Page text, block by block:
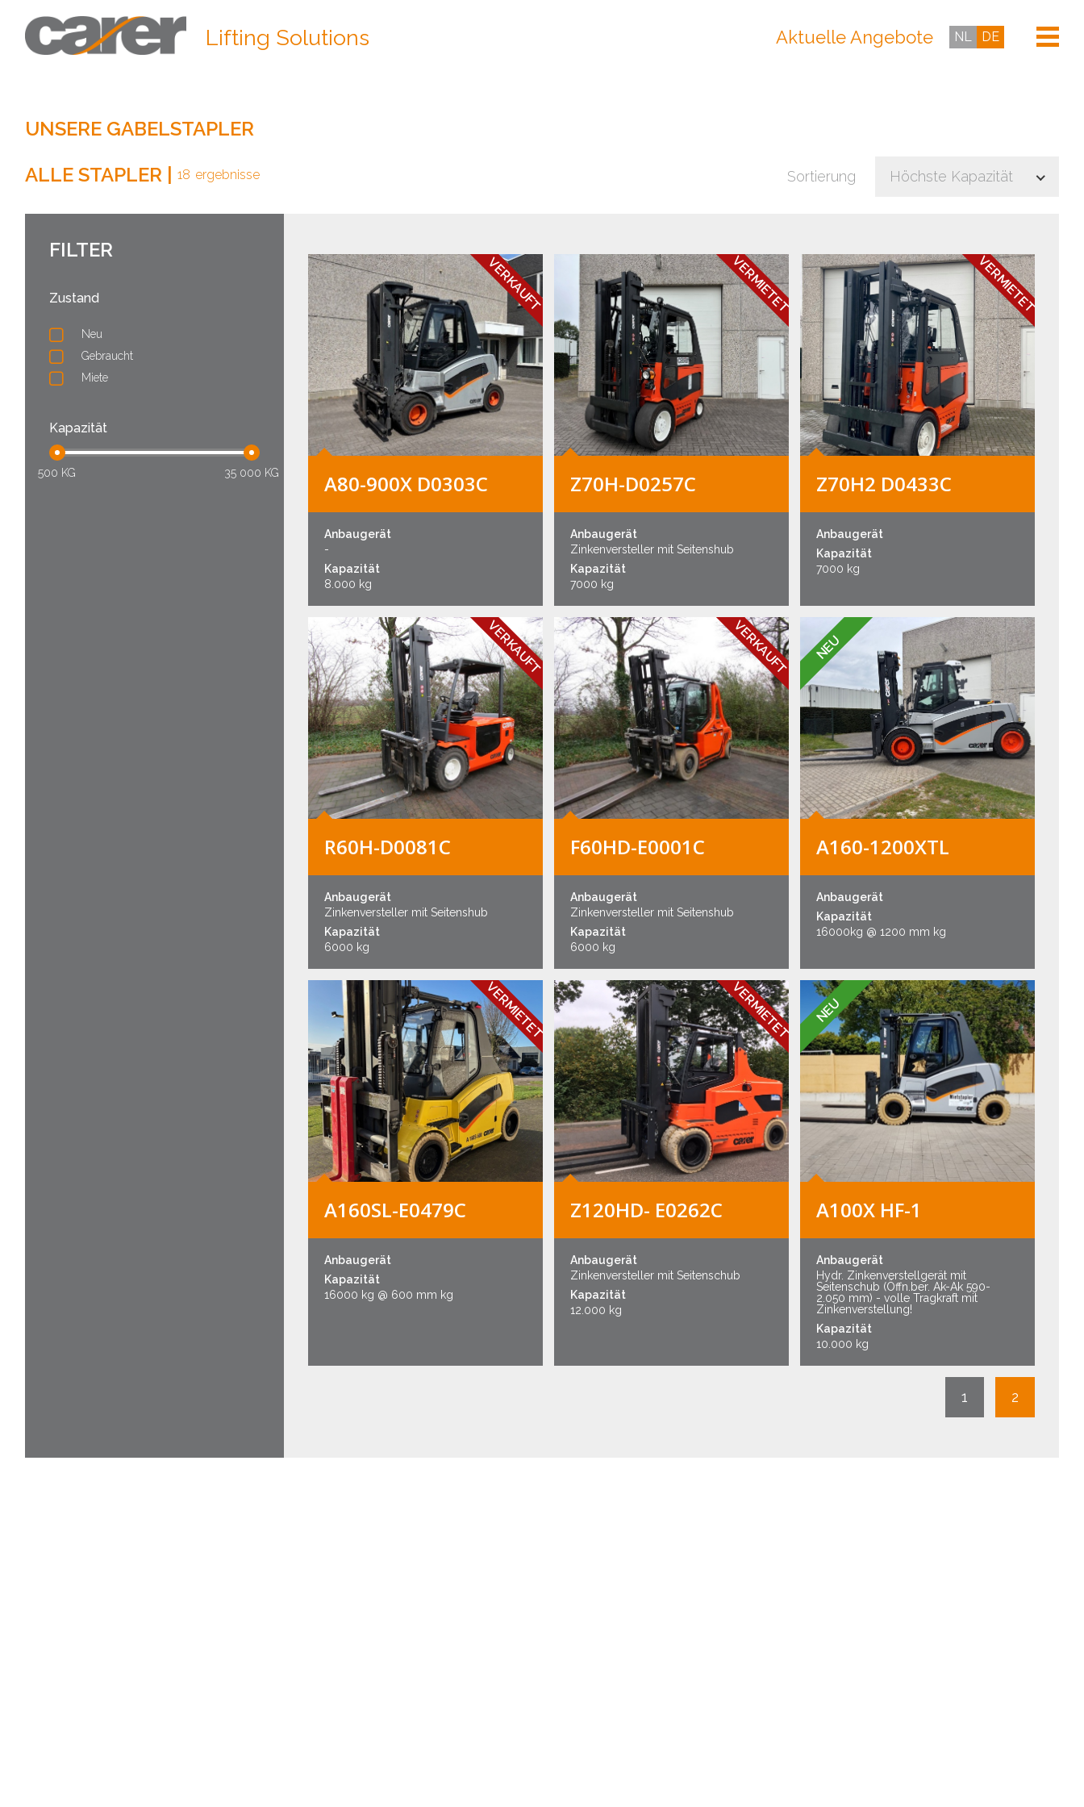
Lifting Solutions NL DE
Aktuelle Angebote
UNSERE GABELSTAPLER
ALLE STAPLER
18 ergebnisse Sortierung Höchste Kapazität
FILTER
Zustand
Neu
Gebraucht
Miete
Kapazität
500 KG 35 000 KG
VERKAUFT
A80-900X D0303C
Anbaugerät
-
Kapazität
8.000 kg
VERMIETET
Z70H-D0257C
Anbaugerät
Zinkenversteller mit Seitenshub
Kapazität
7000 kg
VERMIETET
Z70H2 D0433C
Anbaugerät
Kapazität
7000 kg
VERKAUFT
R60H-D0081C
Anbaugerät
Zinkenversteller mit Seitenshub
Kapazität
6000 kg
VERKAUFT
F60HD-E0001C
Anbaugerät
Zinkenversteller mit Seitenshub
Kapazität
6000 kg
NEU
A160-1200XTL
Anbaugerät
Kapazität
16000kg @ 1200 mm kg
VERMIETET
A160SL-E0479C
Anbaugerät
Kapazität
16000 kg @ 600 mm kg
VERMIETET
Z120HD- E0262C
Anbaugerät
Zinkenversteller mit Seitenschub
Kapazität
12.000 kg
NEU
A100X HF-1
Anbaugerät
Hydr. Zinkenverstellgerät mit
Seitenschub (Öffn.ber. Ak-Ak 590-
2.050 mm) - volle Tragkraft mit
Zinkenverstellung!
Kapazität
10.000 kg
1 2